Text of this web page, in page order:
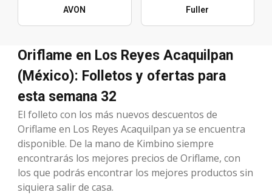
AVON Fuller
Oriflame en Los Reyes Acaquilpan
(México): Folletos y ofertas para
esta semana 32
El folleto con los más nuevos descuentos de
Oriflame en Los Reyes Acaquilpan ya se encuentra
disponible. De la mano de Kimbino siempre
encontrarás los mejores precios de Oriflame, con
los que podrás encontrar los mejores productos sin
siquiera salir de casa.